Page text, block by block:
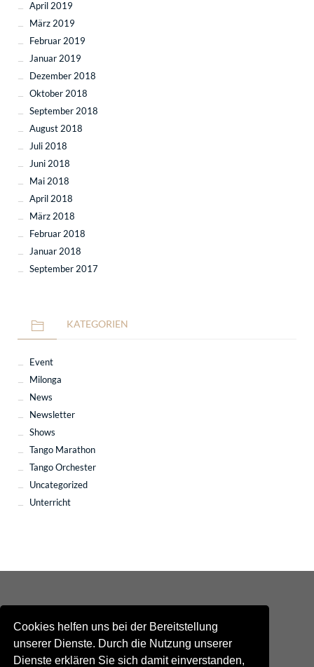
Cookies helfen uns bei der Bereitstellung
unserer Dienste. Durch die Nutzung unserer
Dienste erklären Sie sich damit einverstanden,
April 2019
März 2019
Februar 2019
Januar 2019
Dezember 2018
Oktober 2018
September 2018
August 2018
Juli 2018
Juni 2018
Mai 2018
April 2018
März 2018
Februar 2018
Januar 2018
September 2017
KATEGORIEN
Event
Milonga
News
Newsletter
Shows
Tango Marathon
Tango Orchester
Uncategorized
Unterricht